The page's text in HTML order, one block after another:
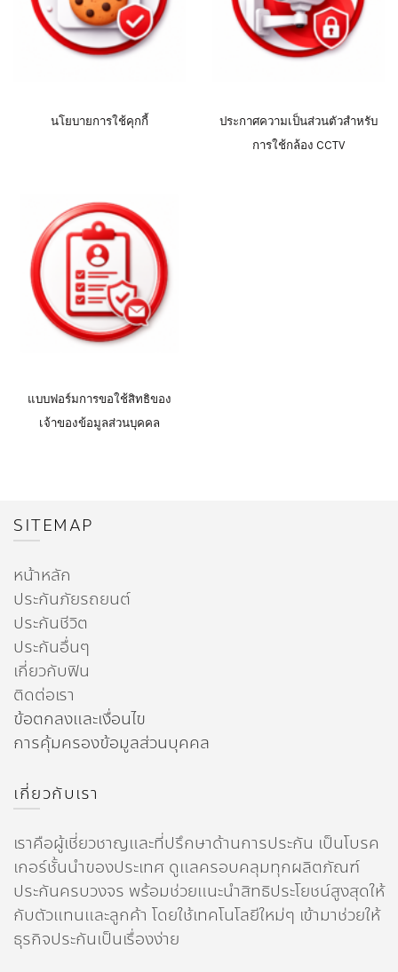
นโยบายการใช้คุกกี้
ประกาศความเป็นส่วนตัวสำหรับ
การใช้กล้อง CCTV
แบบฟอร์มการขอใช้สิทธิของ
เจ้าของข้อมูลส่วนบุคคล
SITEMAP
หน้าหลัก
ประกันภัยรถยนต์
ประกันชีวิต
ประกันอื่นๆ
เกี่ยวกับฟิน
ติดต่อเรา
ข้อตกลงและเงื่อนไข
การคุ้มครองข้อมูลส่วนบุคคล
เกี่ยวกับเรา
เราคือผู้เชี่ยวชาญและที่ปรึกษาด้านการประกัน เป็นโบรค
เกอร์ชั้นนำของประเทศ ดูแลครอบคลุมทุกผลิตภัณฑ์
ประกันครบวงจร พร้อมช่วยแนะนำสิทธิประโยชน์สูงสุดให้
กับตัวแทนและลูกค้า โดยใช้เทคโนโลยีใหม่ๆ เข้ามาช่วยให้
ธุรกิจประกันเป็นเรื่องง่าย